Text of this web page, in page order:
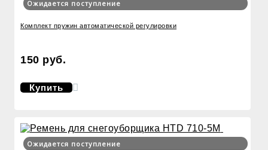
Ожидается поступление
Комплект пружин автоматической регулировки
150 руб.
Купить
Ожидается поступление